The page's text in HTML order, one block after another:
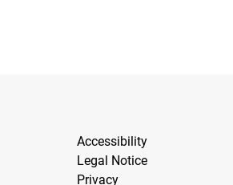
Accessibility
Legal Notice
Privacy